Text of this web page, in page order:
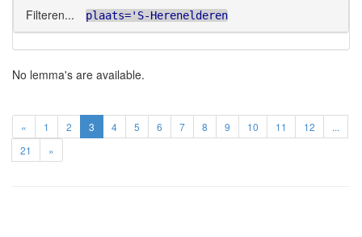
Filteren... plaats='S-Herenelderen
No lemma's are available.
« 1 2 3 4 5 6 7 8 9 10 11 12
...
21
»